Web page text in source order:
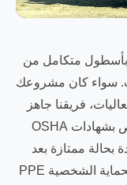
بأسطول متكامل من
سواء كان مشروعك
فريقنا جاهز
لتوفير المعدة المثالية مع مشغل مرخص بشهادات OSHA
بحالة ممتازة بعد
فحص شامل 50 نقطة مع توفير معدات الحماية الشخصية PPE